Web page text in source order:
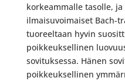
korkeammalle tasolle,
ilmaisuvoimaiset Bach-
tuoreeltaan hyvin
poikkeuksellinen
sovituksessa. Hänen
poikkeuksellinen